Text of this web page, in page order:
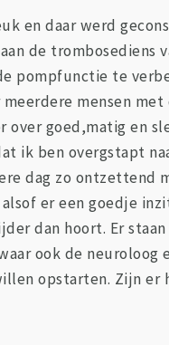
en daar werd
de trombosediens
pompfunctie te
mensen
goed,matig en
ik ben overgstapt
dag zo
er een goedje
dan hoort. Er
ook de
opstarten. Zijn er